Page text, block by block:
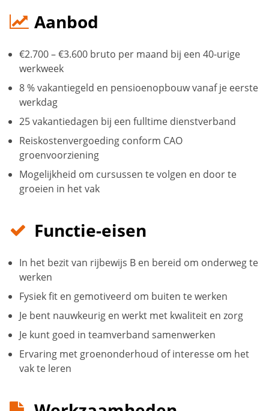
Aanbod
€2.700 – €3.600 bruto per maand bij een 40-urige
werkweek
8 % vakantiegeld en pensioenopbouw vanaf je eerste
werkdag
25 vakantiedagen bij een fulltime dienstverband
Reiskostenvergoeding conform CAO
groenvoorziening
Mogelijkheid om cursussen te volgen en door te
groeien in het vak
Functie-eisen
In het bezit van rijbewijs B en bereid om onderweg te
werken
Fysiek fit en gemotiveerd om buiten te werken
Je bent nauwkeurig en werkt met kwaliteit en zorg
Je kunt goed in teamverband samenwerken
Ervaring met groenonderhoud of interesse om het
vak te leren